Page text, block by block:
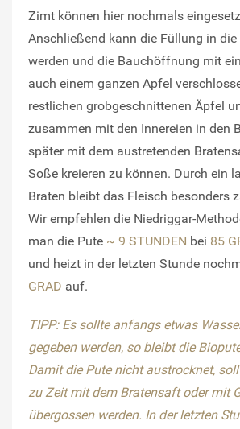
Zimt können hier nochmals
Anschließend kann die Füllung in die
werden und die Bauchöffnung mit
auch einem ganzen Apfel
restlichen grobgeschnittenen Äpfel
zusammen mit den Innereien in den
später mit dem austretenden
Soße kreieren zu können. Durch ein
Braten bleibt das Fleisch besonders
Wir empfehlen die Niedriggar-
man die Pute ~ 9 STUNDEN bei 85
und heizt in der letzten Stunde
GRAD auf.
TIPP: Es sollte anfangs etwas
gegeben werden, so bleibt die
Damit die Pute nicht austrocknet,
zu Zeit mit dem Bratensaft oder mit
übergossen werden. In der letzten